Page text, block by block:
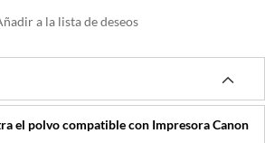
a la lista de deseos
el polvo compatible con Impresora Canon